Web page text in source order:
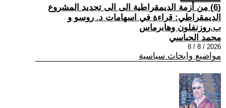
(6) من أزمة الديمقراطية الى الى تجديد المشروع
الديمقراطي: قراءة في اسهامات د. روسو و
ب.روزنفلون وهابرماس
محمد الحباسي
2026 / 8 / 8
مواضيع وابحاث سياسية